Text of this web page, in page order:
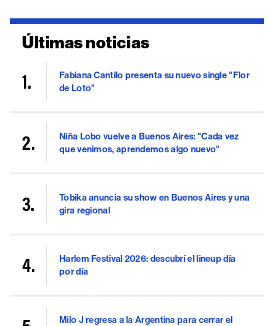
Últimas noticias
Fabiana Cantilo presenta su nuevo single "Flor
de Loto"
Niña Lobo vuelve a Buenos Aires: "Cada vez
que venimos, aprendemos algo nuevo"
Tobika anuncia su show en Buenos Aires y una
gira regional
Harlem Festival 2026: descubrí el lineup día
por día
Milo J regresa a la Argentina para cerrar el